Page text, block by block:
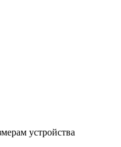
устройства